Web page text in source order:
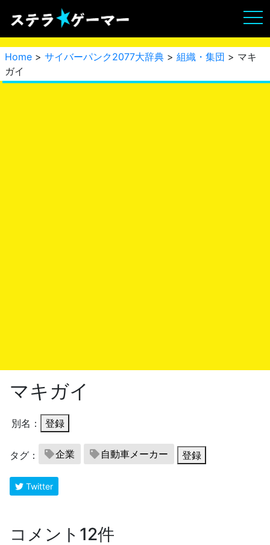
Home > サイバーパンク2077大辞典 > 組織・集団 > マキ
ガイ
マキガイ
別名： 登録
タグ： 企業 自動車メーカー 登録
Twitter
コメント12件